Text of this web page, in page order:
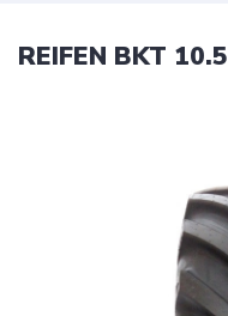
REIFEN BKT